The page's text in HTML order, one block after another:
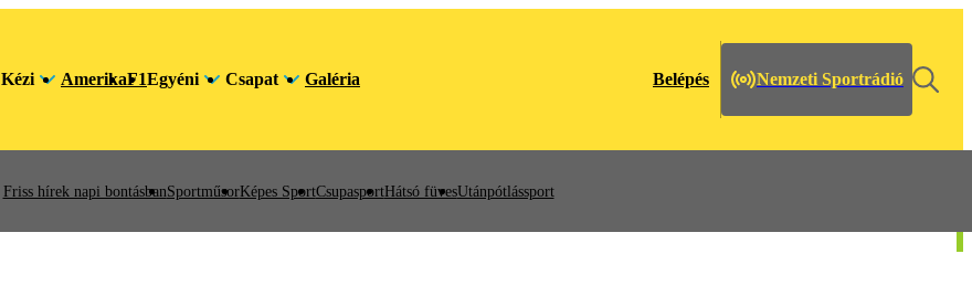
Kézi AmerikaF1Egyéni Csapat Galéria Belépés Nemzeti Sportrádió
Friss hírek napi bontásbanSportműsorKépes SportCsupasportHátsó füvesUtánpótlássport